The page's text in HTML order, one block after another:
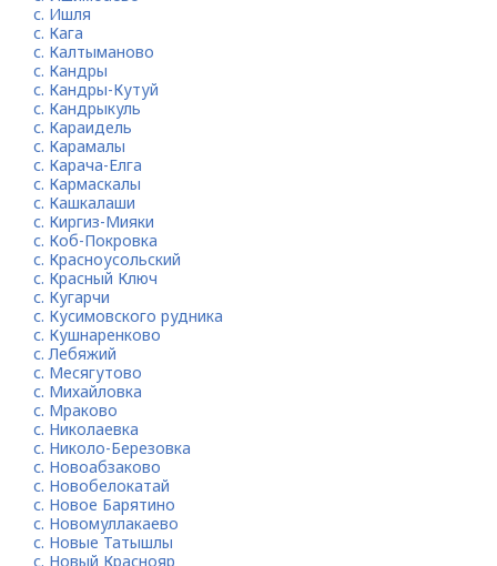
с. Ишля
с. Кага
с. Калтыманово
с. Кандры
с. Кандры-Кутуй
с. Кандрыкуль
с. Караидель
с. Карамалы
с. Карача-Елга
с. Кармаскалы
с. Кашкалаши
с. Киргиз-Мияки
с. Коб-Покровка
с. Красноусольский
с. Красный Ключ
с. Кугарчи
с. Кусимовского рудника
с. Кушнаренково
с. Лебяжий
с. Месягутово
с. Михайловка
с. Мраково
с. Николаевка
с. Николо-Березовка
с. Новоабзаково
с. Новобелокатай
с. Новое Барятино
с. Новомуллакаево
с. Новые Татышлы
с. Новый Краснояр